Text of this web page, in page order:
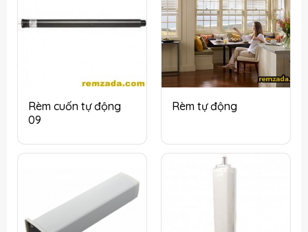
Rèm cuốn tự động
09
Rèm tự động